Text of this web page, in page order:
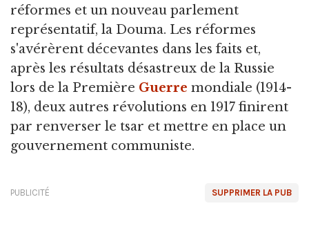
réformes et un nouveau parlement
représentatif, la Douma. Les réformes
s'avérèrent décevantes dans les faits et,
après les résultats désastreux de la Russie
lors de la Première Guerre mondiale (1914-
18), deux autres révolutions en 1917 finirent
par renverser le tsar et mettre en place un
gouvernement communiste.
SUPPRIMER LA PUB
PUBLICITÉ